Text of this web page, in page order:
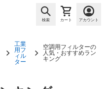
検索 カート アカウント
工業
用フ
ィル
ター
空調用フィルターの
人気・おすすめラン
キング